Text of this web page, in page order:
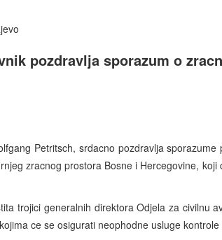
pozdravlja sporazum o
Petritsch, srdacno pozdravlja
zracnog prostora Bosne i Hercegovine,
trojici generalnih direktora Odjela za civilnu
ce se osigurati neophodne usluge